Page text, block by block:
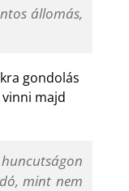
állomás,
gondolás
majd
mint nem